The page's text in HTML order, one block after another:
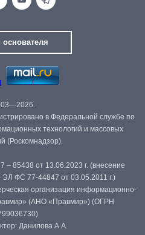
основателя
в Федеральной службе по
технологий и массовых
(Роскомнадзор).
85438 от 13.06.2023 г. (внесение
ЭЛ ФС 77-44847 от 03.05.2011 г.)
организация информационно-
(АНО «Правмир») (ОГРН
Данилова А.А.